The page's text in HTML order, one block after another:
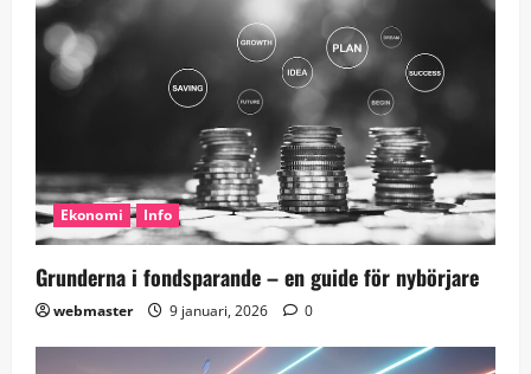
Ekonomi Info
Grunderna i fondsparande – en guide för nybörjare
webmaster 9 januari, 2026 0